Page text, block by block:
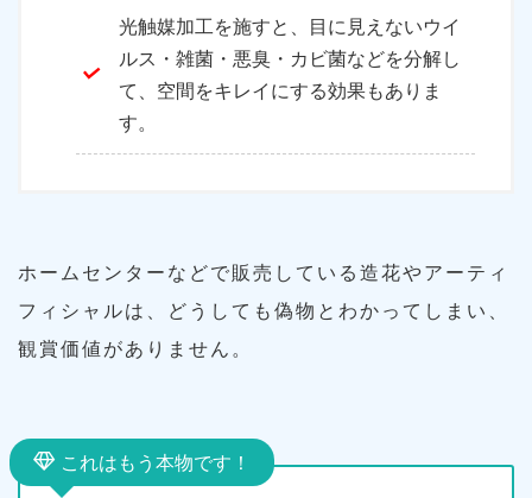
光触媒加工を施すと、目に見えないウイ
ルス・雑菌・悪臭・カビ菌などを分解し
て、空間をキレイにする効果もありま
す。
ホームセンターなどで販売している造花やアーティ
フィシャルは、どうしても偽物とわかってしまい、
観賞価値がありません。
これはもう本物です！